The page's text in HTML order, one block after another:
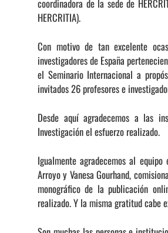
coordinadora de la sede de
HERCRITIA).
Con motivo de tan excelente
investigadores de España
el Seminario Internacional a
invitados 26 profesores e
Desde aquí agradecemos a las
Investigación el esfuerzo realizado.
Igualmente agradecemos al
Arroyo y Vanesa Gourhand,
monográfico de la publicación
realizado. Y la misma gratitud cabe